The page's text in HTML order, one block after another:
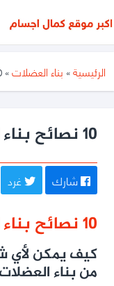
الرئيسية» بناء العضلات»
10
10 نصائح بناء العضلات الآن
شارك غرد
10 نصائح بناء العضلات الآن
كيف يمكن لأي
من بناء العضلات